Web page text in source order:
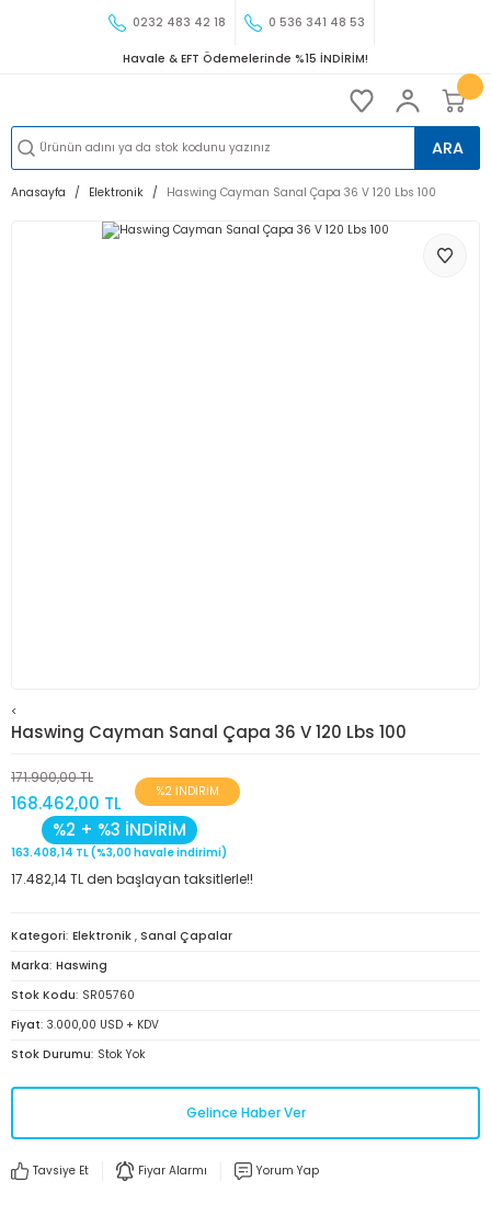
0232 483 42 18 0 536 341 48 53
Havale & EFT Ödemelerinde %15 İNDİRİM!
ARA
Anasayfa Elektronik Haswing Cayman Sanal Çapa 36 V 120 Lbs 100
<
Haswing Cayman Sanal Çapa 36 V 120 Lbs 100
171.900,00 TL
168.462,00 TL
%2 İNDİRİM
%2 + %3 İNDİRİM
163.408,14 TL (%3,00 havale indirimi)
17.482,14 TL den başlayan taksitlerle!!
Kategori Elektronik , Sanal Çapalar
Marka Haswing
Stok Kodu SR05760
Fiyat 3.000,00 USD + KDV
Stok Durumu Stok Yok
Gelince Haber Ver
Tavsiye Et Fiyar Alarmı Yorum Yap